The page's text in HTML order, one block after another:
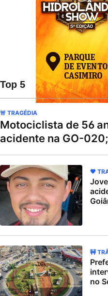
Top 5
🚨 TRAGÉDIA
Motociclista de 56
acidente na GO-
🖤
🚧
no